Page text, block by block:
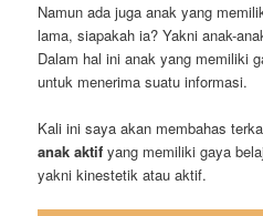
Namun ada juga anak yang
lama, siapakah ia? Yakni anak-
Dalam hal ini anak yang memiliki
untuk menerima suatu informasi.
Kali ini saya akan membahas
anak aktifyang memiliki gaya
yakni kinestetik atau aktif.